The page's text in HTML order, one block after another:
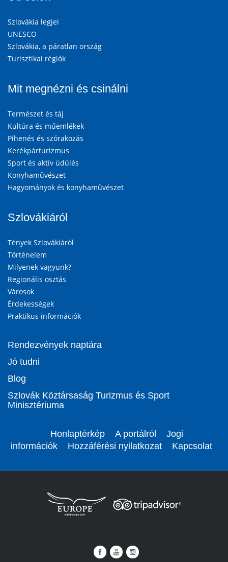
Szlovákia legjei
UNESCO
Szlovákia, a páratlan ország
Turisztikai régiók
Mit megnézni és csinálni
Természet és táj
Kultúra és műemlékek
Pihenés és szórakozás
Kerékpárturizmus
Sport és aktív üdülés
Konyhaművészet
Hagyományok és konyhaművészet
Szlovákiáról
Tények Szlovákiáról
Történelem
Milyenek vagyunk?
Regionális osztás
Városok
Érdekességek
Praktikus információk
Rendezvények naptára
Jó tudni
Blog
Szlovák Köztársaság Turizmus és Sport
Minisztériuma
Honlaptérkép A portálról
Jogi
információk
Hozzáférési nyilatkozat Kapcsolat